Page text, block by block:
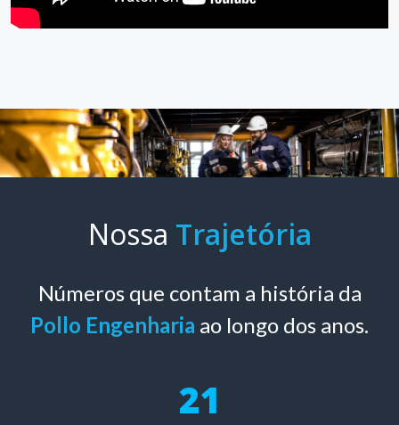
Nossa Trajetória
Números que contam a história da
Pollo Engenharia ao longo dos anos.
21